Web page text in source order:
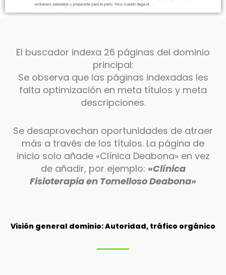
El buscador indexa 26 páginas del dominio
principal:
Se observa que las páginas indexadas les
falta optimización en meta títulos y meta
descripciones.
Se desaprovechan oportunidades de atraer
más a través de los títulos. La página de
inicio solo añade «Clínica Deabona» en vez
de añadir, por ejemplo: «Clínica
Fisioterapia en Tomelloso Deabona»
Visión general dominio: Autoridad, tráfico orgánico